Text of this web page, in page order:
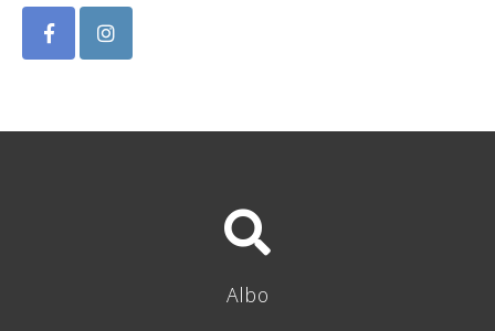
Albo